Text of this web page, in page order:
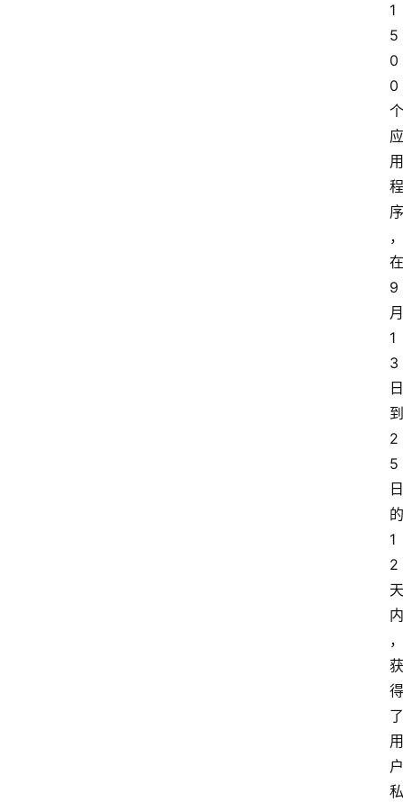
1
5
0
0
个
应
用
程
序
，
在
9
月
1
3
日
到
2
5
日
的
1
2
天
内
，
获
得
了
用
户
私